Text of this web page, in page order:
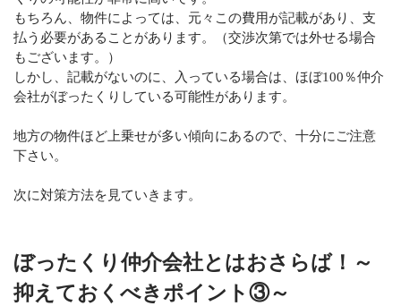
もちろん、物件によっては、元々この費用が記載があり、支
払う必要があることがあります。（交渉次第では外せる場合
もございます。）
しかし、記載がないのに、入っている場合は、ほぼ100％仲介
会社がぼったくりしている可能性があります。
地方の物件ほど上乗せが多い傾向にあるので、十分にご注意
下さい。
次に対策方法を見ていきます。
ぼったくり仲介会社とはおさらば！～
抑えておくべきポイント③～